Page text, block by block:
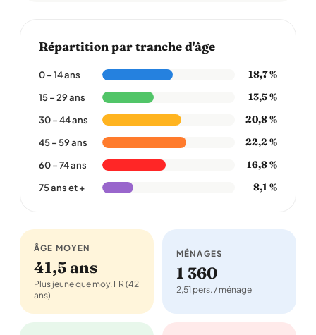
Répartition par tranche d'âge
0 – 14 ans 18,7 %
15 – 29 ans 13,5 %
30 – 44 ans 20,8 %
45 – 59 ans 22,2 %
60 – 74 ans 16,8 %
75 ans et + 8,1 %
ÂGE MOYEN
41,5 ans
Plus jeune que moy. FR (42
ans)
MÉNAGES
1 360
2,51 pers. / ménage